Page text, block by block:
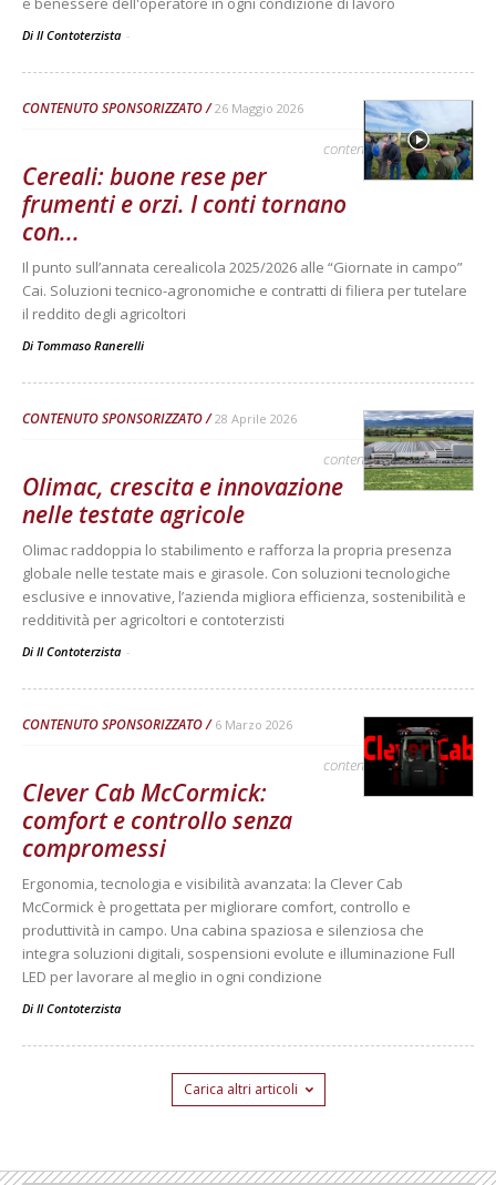
Di Il Contoterzista -
CONTENUTO SPONSORIZZATO 26 Maggio 2026
contenuto sponsorizzato
Cereali: buone rese per
frumenti e orzi. I conti tornano
con...
Il punto sull’annata cerealicola 2025/2026 alle “Giornate in campo”
Cai. Soluzioni tecnico-agronomiche e contratti di filiera per tutelare
il reddito degli agricoltori
Di Tommaso Ranerelli
CONTENUTO SPONSORIZZATO 28 Aprile 2026
contenuto sponsorizzato
Olimac, crescita e innovazione
nelle testate agricole
Olimac raddoppia lo stabilimento e rafforza la propria presenza
globale nelle testate mais e girasole. Con soluzioni tecnologiche
esclusive e innovative, l’azienda migliora efficienza, sostenibilità e
redditività per agricoltori e contoterzisti
Di Il Contoterzista -
CONTENUTO SPONSORIZZATO 6 Marzo 2026
contenuto sponsorizzato
Clever Cab McCormick:
comfort e controllo senza
compromessi
Ergonomia, tecnologia e visibilità avanzata: la Clever Cab
McCormick è progettata per migliorare comfort, controllo e
produttività in campo. Una cabina spaziosa e silenziosa che
integra soluzioni digitali, sospensioni evolute e illuminazione Full
LED per lavorare al meglio in ogni condizione
Di Il Contoterzista
Carica altri articoli